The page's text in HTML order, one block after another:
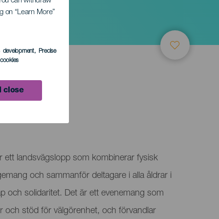
on “Learn More”
development, Precise
close
ett landsvägslopp som kombinerar fysisk
och sammanför deltagare i alla åldrar i
och solidaritet. Det är ett evenemang som
och stöd för välgörenhet, och förvandlar